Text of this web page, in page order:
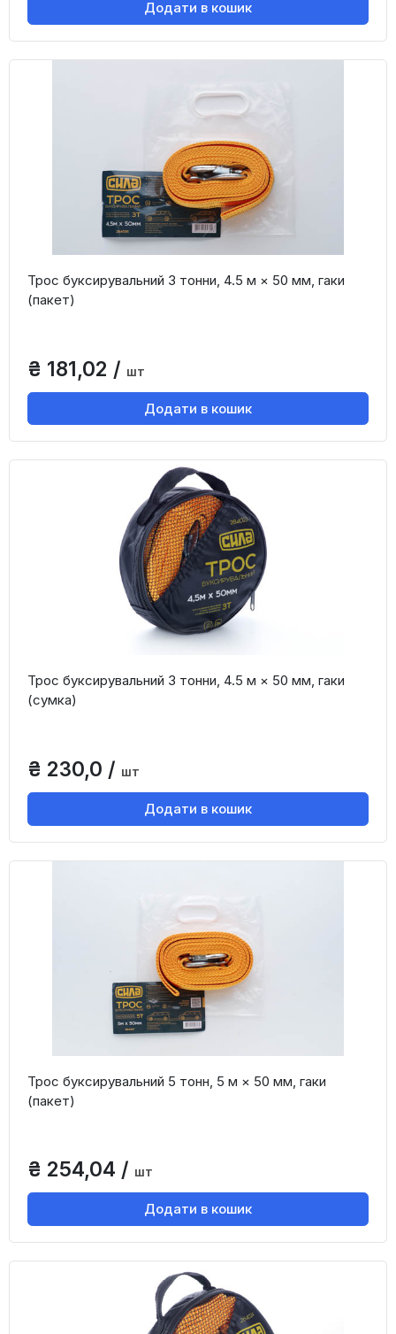
Додати в кошик
Трос буксирувальний 3 тонни, 4.5 м × 50 мм, гаки
(пакет)
₴ 181,02 / шт
Додати в кошик
Трос буксирувальний 3 тонни, 4.5 м × 50 мм, гаки
(сумка)
₴ 230,0 / шт
Додати в кошик
Трос буксирувальний 5 тонн, 5 м × 50 мм, гаки
(пакет)
₴ 254,04 / шт
Додати в кошик